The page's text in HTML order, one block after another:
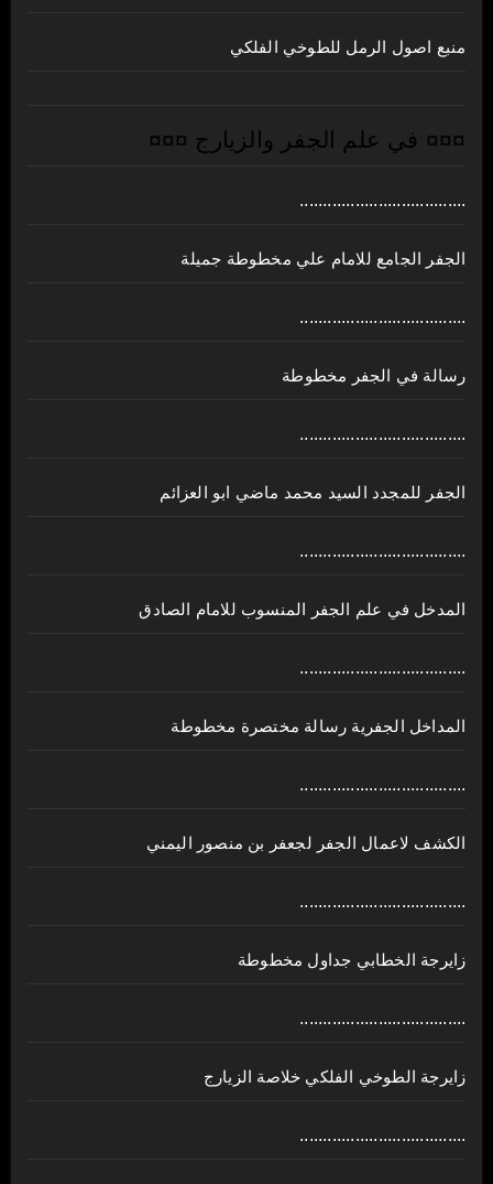
منبع اصول الرمل للطوخي الفلكي
¤¤¤ في علم الجفر والزيارج ¤¤¤
....................................
الجفر الجامع للامام علي مخطوطة جميلة
....................................
رسالة في الجفر مخطوطة
....................................
الجفر للمجدد السيد محمد ماضي ابو العزائم
....................................
المدخل في علم الجفر المنسوب للامام الصادق
....................................
المداخل الجفرية رسالة مختصرة مخطوطة
....................................
الكشف لاعمال الجفر لجعفر بن منصور اليمني
....................................
زايرجة الخطابي جداول مخطوطة
....................................
زايرجة الطوخي الفلكي خلاصة الزيارج
....................................